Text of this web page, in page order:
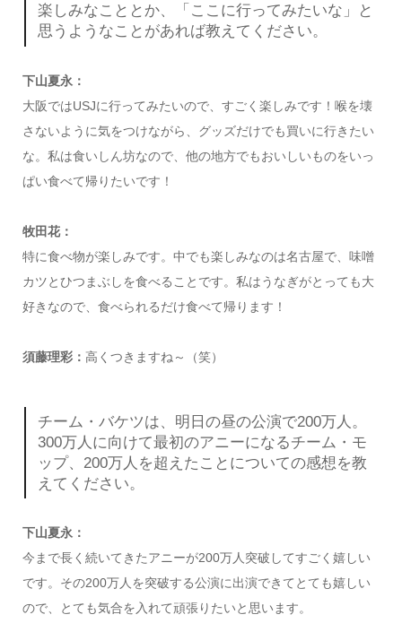
楽しみなこととか、「ここに行ってみたいな」と
思うようなことがあれば教えてください。
下山夏永：
大阪ではUSJに行ってみたいので、すごく楽しみです！喉を壊
さないように気をつけながら、グッズだけでも買いに行きたい
な。私は食いしん坊なので、他の地方でもおいしいものをいっ
ぱい食べて帰りたいです！
牧田花：
特に食べ物が楽しみです。中でも楽しみなのは名古屋で、味噌
カツとひつまぶしを食べることです。私はうなぎがとっても大
好きなので、食べられるだけ食べて帰ります！
須藤理彩： 高くつきますね～（笑）
チーム・バケツは、明日の昼の公演で200万人。
300万人に向けて最初のアニーになるチーム・モ
ップ、200万人を超えたことについての感想を教
えてください。
下山夏永：
今まで長く続いてきたアニーが200万人突破してすごく嬉しい
です。その200万人を突破する公演に出演できてとても嬉しい
ので、とても気合を入れて頑張りたいと思います。